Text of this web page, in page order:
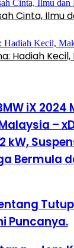
Cinta, Ilmu
Hadiah
iX 2024
–
kW,
Bermula
Puncanya.